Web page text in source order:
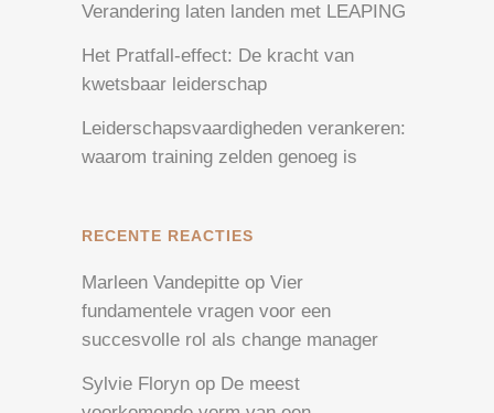
Verandering laten landen met LEAPING
Het Pratfall-effect: De kracht van
kwetsbaar leiderschap
Leiderschapsvaardigheden verankeren:
waarom training zelden genoeg is
RECENTE REACTIES
Marleen Vandepitte op Vier
fundamentele vragen voor een
succesvolle rol als change manager
Sylvie Floryn op De meest